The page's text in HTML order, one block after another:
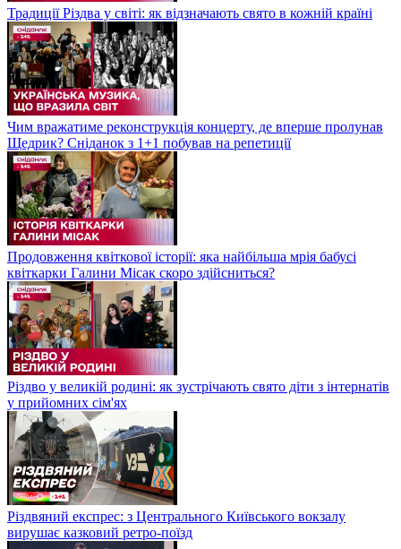
Традиції Різдва у світі: як відзначають свято в кожній країні
Чим вражатиме реконструкція концерту, де вперше пролунав
Щедрик? Сніданок з 1+1 побував на репетиції
Продовження квіткової історії: яка найбільша мрія бабусі
квіткарки Галини Місак скоро здійсниться?
Різдво у великій родині: як зустрічають свято діти з інтернатів
у прийомних сім'ях
Різдвяний експрес: з Центрального Київського вокзалу
вирушає казковий ретро-поїзд